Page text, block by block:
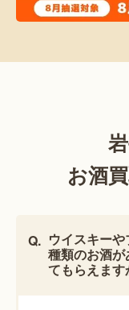
お酒
ウイスキー
種類のお酒
てもらえます